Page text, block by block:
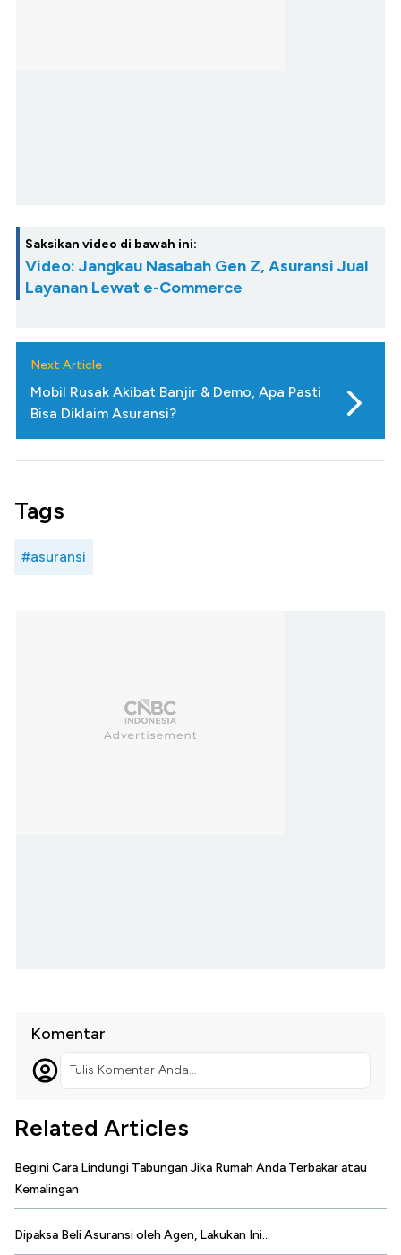
Saksikan video di bawah ini:
Video: Jangkau Nasabah Gen Z, Asuransi Jual
Layanan Lewat e-Commerce
Next Article
Mobil Rusak Akibat Banjir & Demo, Apa Pasti
Bisa Diklaim Asuransi?
Tags
#asuransi
Komentar
Tulis Komentar Anda...
Related Articles
Begini Cara Lindungi Tabungan Jika Rumah Anda Terbakar atau
Kemalingan
Dipaksa Beli Asuransi oleh Agen, Lakukan Ini...